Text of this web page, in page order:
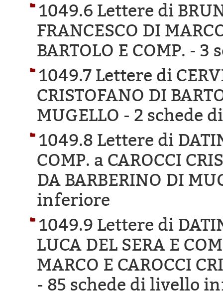
1049.6 Lettere di
FRANCESCO DI
BARTOLO E COMP. - 3
1049.7 Lettere di
CRISTOFANO DI
MUGELLO - 2 schede
1049.8 Lettere di
COMP. a CAROCCI
DA BARBERINO DI
inferiore
1049.9 Lettere di
LUCA DEL SERA E
MARCO E CAROCCI
- 85 schede di livello